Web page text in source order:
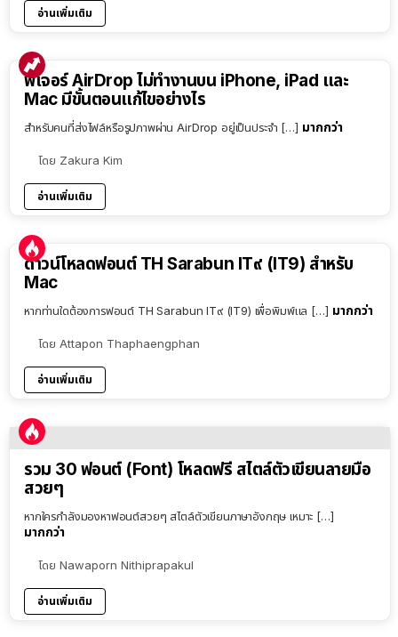
อ่านเพิ่มเติม
ฟีเจอร์ AirDrop ไม่ทำงานบน iPhone, iPad และ
Mac มีขั้นตอนแก้ไขอย่างไร
สำหรับคนที่ส่งไฟล์หรือรูปภาพผ่าน AirDrop อยู่เป็นประจำ […] มากกว่า
โดย Zakura Kim
อ่านเพิ่มเติม
ดาวน์โหลดฟอนต์ TH Sarabun IT๙ (IT9) สำหรับ
Mac
หากท่านใดต้องการฟอนต์ TH Sarabun IT๙ (IT9) เพื่อพิมพ์แล […] มากกว่า
โดย Attapon Thaphaengphan
อ่านเพิ่มเติม
รวม 30 ฟอนต์ (Font) โหลดฟรี สไตล์ตัวเขียนลายมือ
สวยๆ
หากใครกำลังมองหาฟอนต์สวยๆ สไตล์ตัวเขียนภาษาอังกฤษ เหมาะ […]
มากกว่า
โดย Nawaporn Nithiprapakul
อ่านเพิ่มเติม